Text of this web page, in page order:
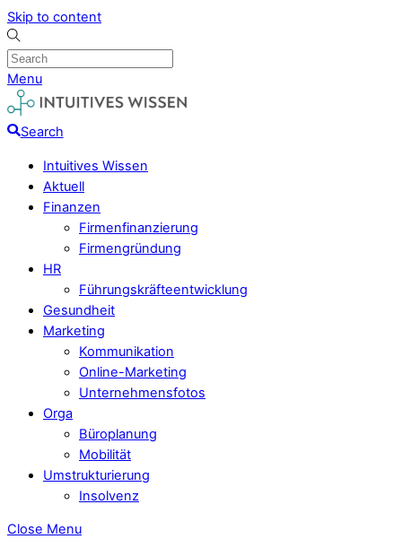
Skip to content
Menu
Search
Intuitives Wissen
Aktuell
Finanzen
Firmenfinanzierung
Firmengründung
HR
Führungskräfteentwicklung
Gesundheit
Marketing
Kommunikation
Online-Marketing
Unternehmensfotos
Orga
Büroplanung
Mobilität
Umstrukturierung
Insolvenz
Close Menu